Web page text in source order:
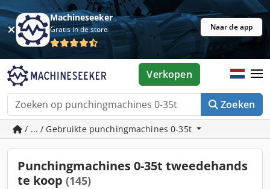
Machineseeker
Gratis in de store Naar de app
Zoeken
Verkopen
/ ... / Gebruikte punchingmachines 0-35t
Punchingmachines 0-35t tweedehands
te koop (145)